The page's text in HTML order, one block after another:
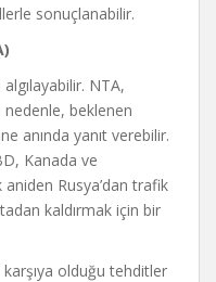
sonuçlanabilir.
NTA,
nedenle, beklenen
anında yanıt verebilir.
Kanada ve
aniden Rusya’dan trafik
kaldırmak için bir
olduğu tehditler